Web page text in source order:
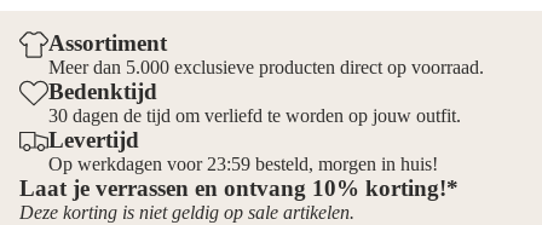
Assortiment
Meer dan 5.000 exclusieve producten direct op voorraad.
Bedenktijd
30 dagen de tijd om verliefd te worden op jouw outfit.
Levertijd
Op werkdagen voor 23:59 besteld, morgen in huis!
Laat je verrassen en ontvang 10% korting!*
Deze korting is niet geldig op sale artikelen.